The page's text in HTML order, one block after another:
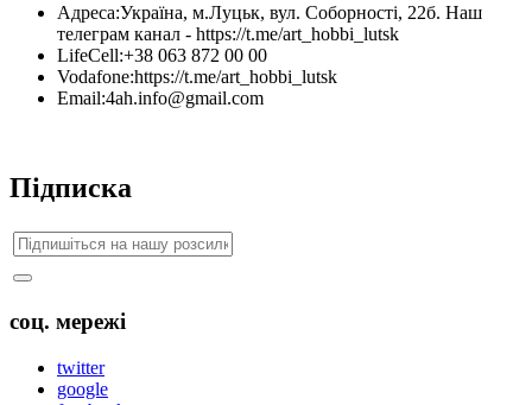
Адреса:Україна, м.Луцьк, вул. Соборності, 22б. Наш
телеграм канал - https://t.me/art_hobbi_lutsk
LifeCell:+38 063 872 00 00
Vodafone:https://t.me/art_hobbi_lutsk
Email:4ah.info@gmail.com
Підписка
соц. мережі
twitter
google